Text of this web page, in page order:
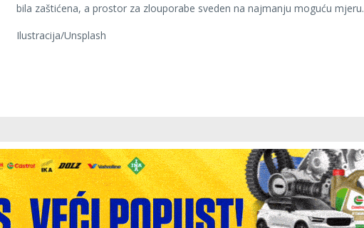
bila zaštićena, a prostor za zlouporabe sveden na najmanju moguću mjeru.
Ilustracija/Unsplash